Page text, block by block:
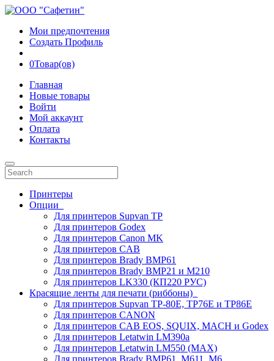
Мои предпочтения
Создать Профиль
0Товар(ов)
Главная
Новые товары
Войти
Мой аккаунт
Оплата
Контакты
Принтеры
Опции
Для принтеров Supvan TP
Для принтеров Godex
Для принтеров Canon MK
Для принтеров CAB
Для принтеров Brady BMP61
Для принтеров Brady BMP21 и M210
Для принтеров LK330 (КП220 РУС)
Красящие ленты для печати (риббоны)
Для принтеров Supvan TP-80E, TP76E и TP86E
Для принтеров CANON
Для принтеров CAB EOS, SQUIX, MACH и Godex
Для принтеров Letatwin LM390a
Для принтеров Letatwin LM550 (MAX)
Для принтеров Brady BMP61, M611, M6